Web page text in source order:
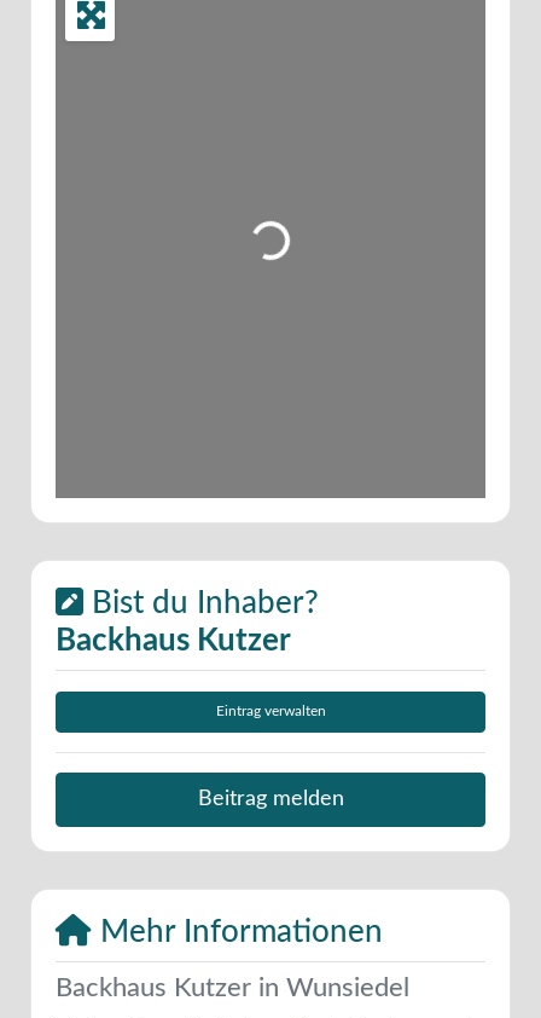
Wird geladen …
Bist du Inhaber?
Backhaus Kutzer
Eintrag verwalten
Beitrag melden
Mehr Informationen
Backhaus Kutzer in Wunsiedel